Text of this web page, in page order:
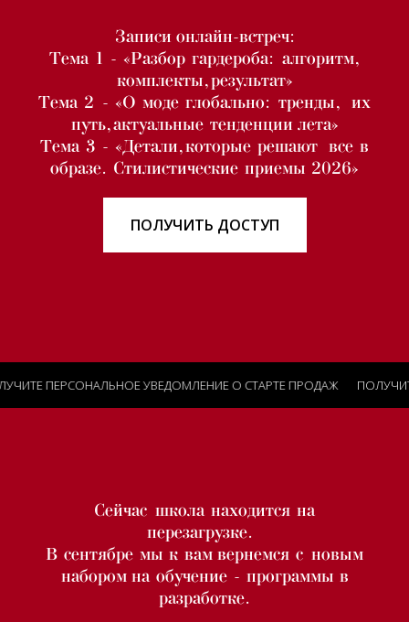
Записи онлайн-встреч:
Тема 1 - «Разбор гардероба: алгоритм,
комплекты, результат»
Тема 2 - «О моде глобально: тренды, их
путь, актуальные тенденции лета»
Тема 3 - «Детали, которые решают все в
образе. Стилистические приемы 2026»
ПОЛУЧИТЬ ДОСТУП
УВЕДОМЛЕНИЕ О СТАРТЕ ПРОДАЖ ПОЛУЧИТЕ
Сейчас школа находится на
перезагрузке.
В сентябре мы к вам вернемся с новым
набором на обучение - программы в
разработке.
ПРИВЕТ! МЕНЯ ЗОВУТ ТАТЬЯНА
БИРЮКОВА, МНОГИЕ МЕНЯ ЗНАЮТ КАК
ТАНЯ TEYLA, И Я АВТОР ДАННОГО КУРСА
И ОСНОВАТЕЛЬ ОНЛАЙН-ШКОЛЫ СТИЛЯ